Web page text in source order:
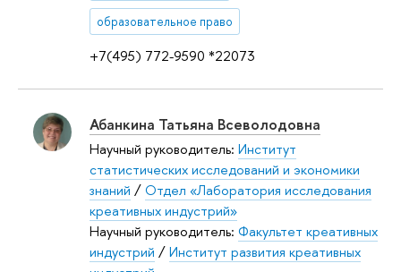
+7(495) 772-9590 *22073
образовательное право
Абанкина Татьяна Всеволодовна
Научный руководитель: Институт
статистических исследований и экономики
знаний /Отдел «Лаборатория исследования
креативных индустрий»
Научный руководитель: Факультет креативных
индустрий /Институт развития креативных